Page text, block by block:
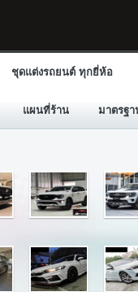
ชุดแต่งรถยนต์ ทุกยี่ห้อ
แผนที่ร้าน มาตรฐา